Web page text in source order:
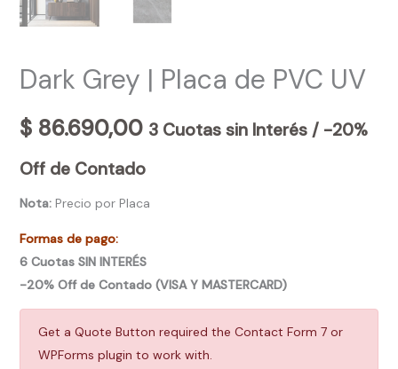
Dark Grey | Placa de PVC UV
$86.690,00 3 Cuotas sin Interés / -20%
Off de Contado
Nota: Precio por Placa
Formas de pago:
6 Cuotas SIN INTERÉS
-20% Off de Contado (VISA Y MASTERCARD)
Get a Quote Button required the Contact Form 7 or
WPForms plugin to work with.